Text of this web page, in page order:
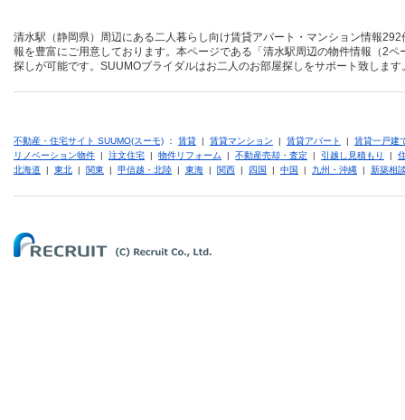
清水駅（静岡県）周辺にある二人暮らし向け賃貸アパート・マンション情報
報を豊富にご用意しております。本ページである「清水駅周辺の物件情報（2
探しが可能です。SUUMOブライダルはお二人のお部屋探しをサポート致します
不動産・住宅サイト SUUMO(スーモ) ： 賃貸 | 賃貸マンション | 賃貸アパート | 賃貸一戸建
リノベーション物件 | 注文住宅 | 物件リフォーム | 不動産売却・査定 | 引越し見積もり |
北海道 | 東北 | 関東 | 甲信越・北陸 | 東海 | 関西 | 四国 | 中国 | 九州・沖縄 | 新築相